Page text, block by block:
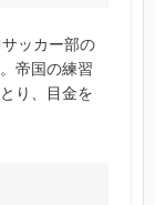
ッカー部の
帝国の練習
り、目金を